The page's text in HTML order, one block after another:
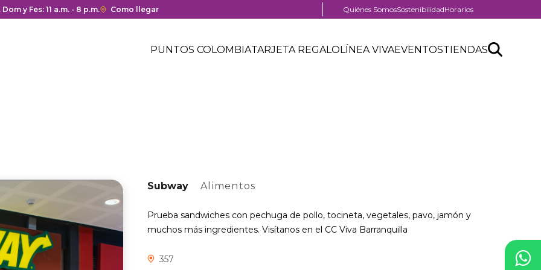
y cierre del centro comercial.
y Fes: 11 a.m. - 8 p.m.Enlace
Como llegar
Menú
Quiénes SomosSostenibilidadHorarios
Header
Menú
PUNTOS COLOMBIATARJETA REGALOLÍNEA VIVAEVENTOSTIENDASSearch
Buscar
Subway Alimentos
Prueba sandwiches con pechuga de pollo, tocineta, vegetales, pavo, jamón y
muchos más ingredientes. Visítanos en el CC Viva Barranquilla
357